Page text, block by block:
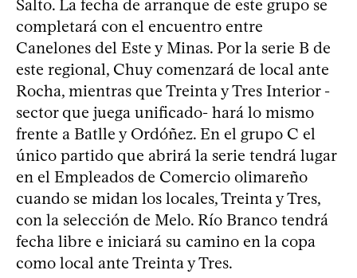
Salto. La fecha de arranque de este grupo se
completará con el encuentro entre
Canelones del Este y Minas. Por la serie B de
este regional, Chuy comenzará de local ante
Rocha, mientras que Treinta y Tres Interior -
sector que juega unificado- hará lo mismo
frente a Batlle y Ordóñez. En el grupo C el
único partido que abrirá la serie tendrá lugar
en el Empleados de Comercio olimareño
cuando se midan los locales, Treinta y Tres,
con la selección de Melo. Río Branco tendrá
fecha libre e iniciará su camino en la copa
como local ante Treinta y Tres.